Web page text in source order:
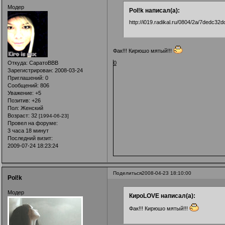
Модер
Откуда: СаратоВВВ
Зарегистрирован: 2008-03-24
Приглашений: 0
Сообщений: 806
Уважение: +5
Позитив: +26
Пол: Женский
Возраст: 32 [1994-06-23]
Провел на форуме:
3 часа 18 минут
Последний визит:
2009-07-24 18:23:24
Pol!k написал(а):
http://i019.radikal.ru/0804/2a/
Фак!!! Кирюшо мятый!!!
0
Поделиться2008-04-23 18:10:00
Pol!k
Модер КироLOVE написал(а):
Фак!!! Кирюшо мятый!!!